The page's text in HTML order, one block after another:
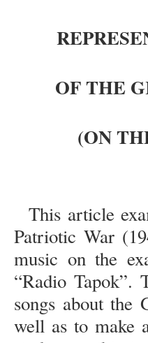
OF THE
(ON
This article
Patriotic War
music on the
“Radio Tapok”.
songs about the
well as to make